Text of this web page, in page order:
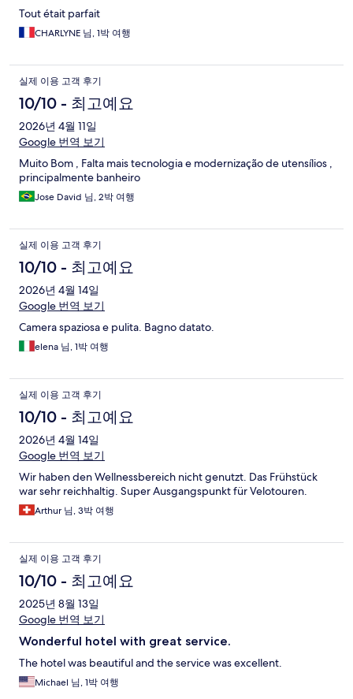
Tout était parfait
CHARLYNE 님, 1박 여행
실제 이용 고객 후기
10/10 - 최고예요
2026년 4월 11일
Google 번역 보기
Muito Bom , Falta mais tecnologia e modernização de utensílios ,
principalmente banheiro
Jose David 님, 2박 여행
실제 이용 고객 후기
10/10 - 최고예요
2026년 4월 14일
Google 번역 보기
Camera spaziosa e pulita. Bagno datato.
elena 님, 1박 여행
실제 이용 고객 후기
10/10 - 최고예요
2026년 4월 14일
Google 번역 보기
Wir haben den Wellnessbereich nicht genutzt. Das Frühstück
war sehr reichhaltig. Super Ausgangspunkt für Velotouren.
Arthur 님, 3박 여행
실제 이용 고객 후기
10/10 - 최고예요
2025년 8월 13일
Google 번역 보기
Wonderful hotel with great service.
The hotel was beautiful and the service was excellent.
Michael 님, 1박 여행